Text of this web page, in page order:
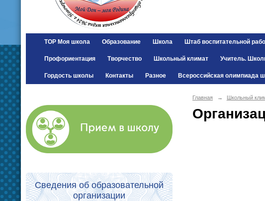
ТОР Моя школа Образование Школа Штаб воспитательной
Профориентация Творчество Школьный климат Учитель.
Гордость школы Контакты Разное Всероссийская олимпиада
Сведения об образовательной
организации
Главная → Школьный